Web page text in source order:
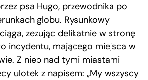
psa Hugo, przewodnika po
globu. Rysunkowy
zezując delikatnie w stronę
incydentu, mającego miejsca w
Z nieb nad tymi miastami
ulotek z napisem: „My wszyscy